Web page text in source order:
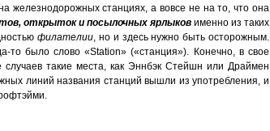
железнодорожных станциях, а вовсе не на то, что она
открыток и посылочных ярлыков именно из таких
филателии, но и здесь нужно быть осторожным.
то было слово «Station» («станция»). Конечно, в свое
такие места, как Эннбэк Стейшн или Драймен
линий названия станций вышли из употребления, и